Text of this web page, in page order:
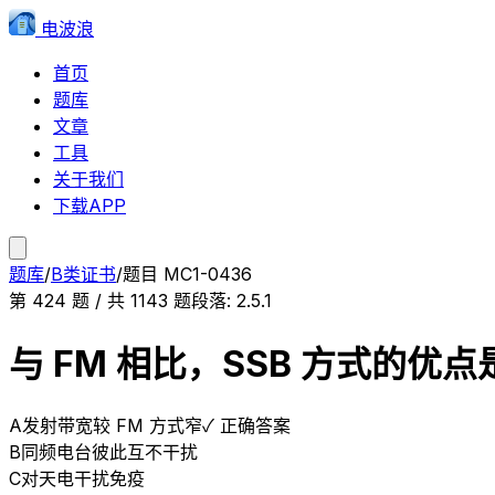
电波浪
首页
题库
文章
工具
关于我们
下载APP
题库/B类证书/题目 MC1-0436
第 424 题 / 共 1143 题段落: 2.5.1
与 FM 相比，SSB 方式的优点
A发射带宽较 FM 方式窄✓ 正确答案
B同频电台彼此互不干扰
C对天电干扰免疫